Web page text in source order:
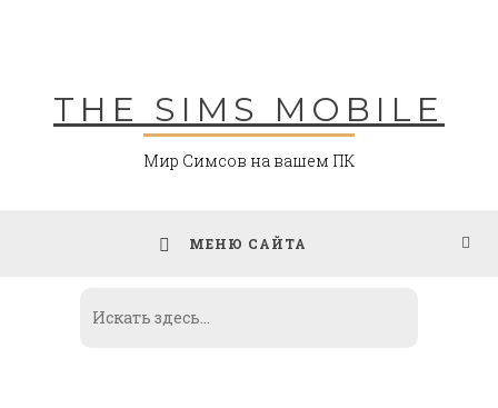
THE SIMS MOBILE
Мир Симсов на вашем ПК
МЕНЮ САЙТА